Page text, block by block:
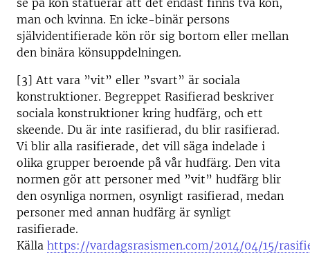
man och kvinna. En icke-binär persons
självidentifierade kön rör sig bortom eller mellan
den binära könsuppdelningen.
[3] Att vara ”vit” eller ”svart” är sociala
konstruktioner. Begreppet Rasifierad beskriver
sociala konstruktioner kring hudfärg, och ett
skeende. Du är inte rasifierad, du blir rasifierad.
Vi blir alla rasifierade, det vill säga indelade i
olika grupper beroende på vår hudfärg. Den vita
normen gör att personer med ”vit” hudfärg blir
den osynliga normen, osynligt rasifierad, medan
personer med annan hudfärg är synligt
rasifierade.
Källa https://vardagsrasismen.com/2014/04/15/